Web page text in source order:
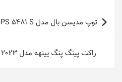
راهبری
نوشته
توپ مدیسن بال مدل ISPS 5481 S وزن 1 کیلوگرم
راکت پینگ پنگ یینهه مدل SPC NEW 2023 به همراه کیف